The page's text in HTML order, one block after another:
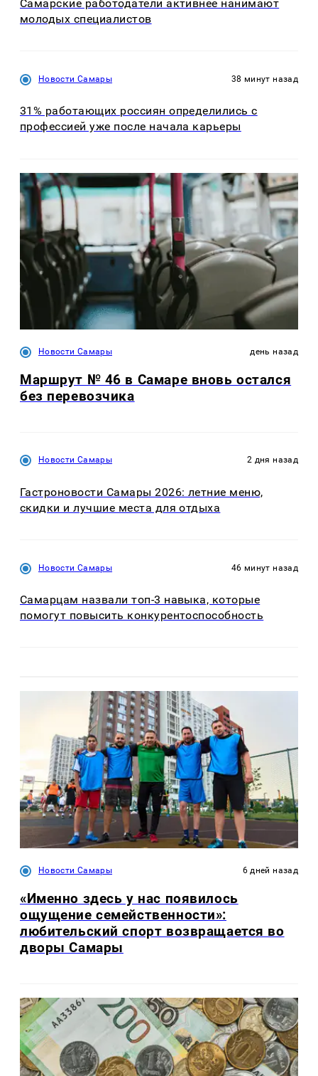
Самарские работодатели активнее нанимают
молодых специалистов
Новости Самары 38 минут назад
31% работающих россиян определились с
профессией уже после начала карьеры
Новости Самары день назад
Маршрут № 46 в Самаре вновь остался
без перевозчика
Новости Самары 2 дня назад
Гастроновости Самары 2026: летние меню,
скидки и лучшие места для отдыха
Новости Самары 46 минут назад
Самарцам назвали топ-3 навыка, которые
помогут повысить конкурентоспособность
Новости Самары 6 дней назад
«Именно здесь у нас появилось
ощущение семейственности»:
любительский спорт возвращается во
дворы Самары